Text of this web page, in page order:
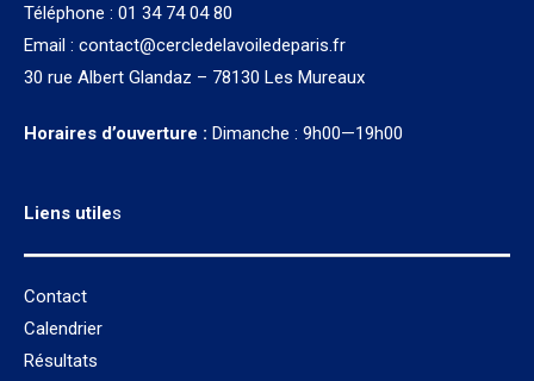
Téléphone : 01 34 74 04 80
Email : contact@cercledelavoiledeparis.fr
30 rue Albert Glandaz – 78130 Les Mureaux
Horaires d’ouverture : Dimanche : 9h00—19h00
Liens utiles
Contact
Calendrier
Résultats